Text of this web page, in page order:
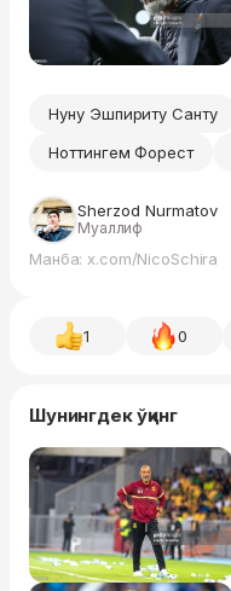
Нуну Эшпириту Санту
Ноттингем Форест
Sherzod Nurmatov
Муаллиф
Манба: x.com/NicoSchira
1 0
Шунингдек ўқинг